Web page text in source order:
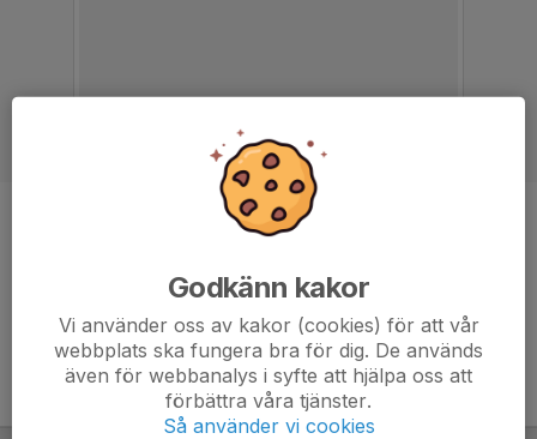
Godkänn kakor
Vi använder oss av kakor (cookies) för att vår
webbplats ska fungera bra för dig. De används
även för webbanalys i syfte att hjälpa oss att
förbättra våra tjänster.
Så använder vi cookies